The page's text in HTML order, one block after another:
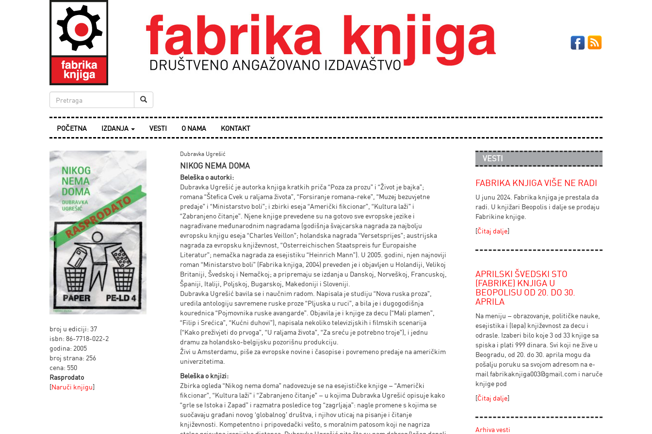
POČETNA IZDANJA VESTI O NAMA KONTAKT
broj u ediciji: 37
isbn: 86-7718-022-2
godina: 2005
broj strana: 256
cena: 550
Rasprodato
[Naruči knjigu]
Dubravka Ugrešić
NIKOG NEMA DOMA
Beleška o autorki:
Dubravka Ugrešić je autorka knjiga kratkih priča “Poza za prozu” i “Život je bajka”;
romana “Štefica Cvek u raljama života”, “Forsiranje romana-reke”, “Muzej bezuvjetne
predaje” i “Ministarstvo boli”; i zbirki eseja “Američki fikcionar”, “Kultura laži” i
“Zabranjeno čitanje”. Njene knjige prevedene su na gotovo sve evropske jezike i
nagrađivane međunarodnim nagradama (godišnja švajcarska nagrada za najbolju
evropsku knjigu eseja “Charles Veillon”; holandska nagrada “Versetsprijes”; austrijska
nagrada za evropsku književnost, “Osterreichischen Staatspreis fur Europaishe
Literatur”; nemačka nagrada za esejistiku “Heinrich Mann”). U 2005. godini, njen najnoviji
roman “Ministarstvo boli” (Fabrika knjiga, 2004) preveden je i objavljen u Holandiji, Velikoj
Britaniji, Švedskoj i Nemačkoj; a pripremaju se izdanja u Danskoj, Norveškoj, Francuskoj,
Španiji, Italiji, Poljskoj, Bugarskoj, Makedoniji i Sloveniji.
Dubravka Ugrešić bavila se i naučnim radom. Napisala je studiju “Nova ruska proza”,
uredila antologiju savremene ruske proze “Pljuska u ruci”, a bila je i dugogodišnja
kourednica “Pojmovnika ruske avangarde”. Objavila je i knjige za decu (“Mali plamen”,
“Filip i Srećica”, “Kućni duhovi”), napisala nekoliko televizijskih i filmskih scenarija
(“Kako preživjeti do prvoga”, “U raljama života”, “Za sreću je potrebno troje”), i jednu
dramu za holandsko-belgijsku pozorišnu produkciju.
Živi u Amsterdamu, piše za evropske novine i časopise i povremeno predaje na američkim
univerzitetima.
Beleška o knjizi:
Zbirka ogleda “Nikog nema doma” nadovezuje se na esejističke knjige – “Američki
fikcionar”, “Kultura laži” i “Zabranjeno čitanje” – u kojima Dubravka Ugrešić opisuje kako
“grle se Istoka i Zapad” i razmatra posledice tog “zagrljaja”: nagle promene s kojima se
suočavaju građani novog ‘globalnog’ društva, i njihov uticaj na pisanje i čitanje
književnosti. Kompetentno i pripovedački vešto, s moralnim patosom koji ne nagriza
VESTI
FABRIKA KNJIGA VIŠE NE RADI
U junu 2024. Fabrika knjiga je prestala da
radi. U knjižari Beopolis i dalje se prodaju
Fabrikine knjige.
[Čitaj dalje]
APRILSKI ŠVEDSKI STO
(FABRIKE) KNJIGA U
BEOPOLISU OD 20. DO 30.
APRILA
Na meniju – obrazovanje, političke nauke,
esejistika i (lepa) književnost za decu i
odrasle. Izaberi bilo koje 3 od 33 knjige sa
spiska i plati 999 dinara. Svi koji ne žive u
Beogradu, od 20. do 30. aprila mogu da
pošalju poruku sa svojom adresom na e-
mail fabrikaknjiga003@gmail.com i naruče
knjige pod
[Čitaj dalje]
Arhiva vesti